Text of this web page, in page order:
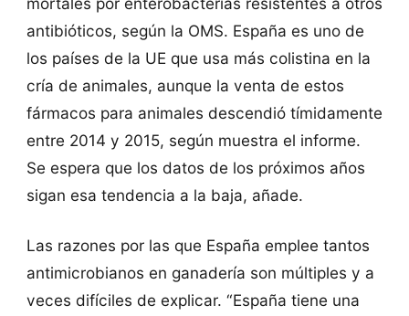
antibióticos, según la OMS. España es uno de
los países de la UE que usa más colistina en la
cría de animales, aunque la venta de estos
fármacos para animales descendió tímidamente
entre 2014 y 2015, según muestra el informe.
Se espera que los datos de los próximos años
sigan esa tendencia a la baja, añade.
Las razones por las que España emplee tantos
antimicrobianos en ganadería son múltiples y a
veces difíciles de explicar. “España tiene una